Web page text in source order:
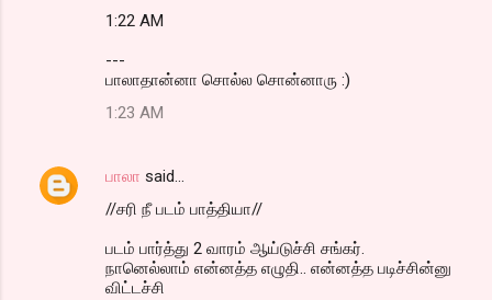
1:22 AM
---
பாலாதான்னா சொல்ல சொன்னாரு :)
1:23 AM
பாலா said…
//சரி நீ படம் பாத்தியா//
படம் பார்த்து 2 வாரம் ஆய்டுச்சி சங்கர்.
நானெல்லாம் என்னத்த எழுதி.. என்னத்த படிச்சின்னு
விட்டச்சி